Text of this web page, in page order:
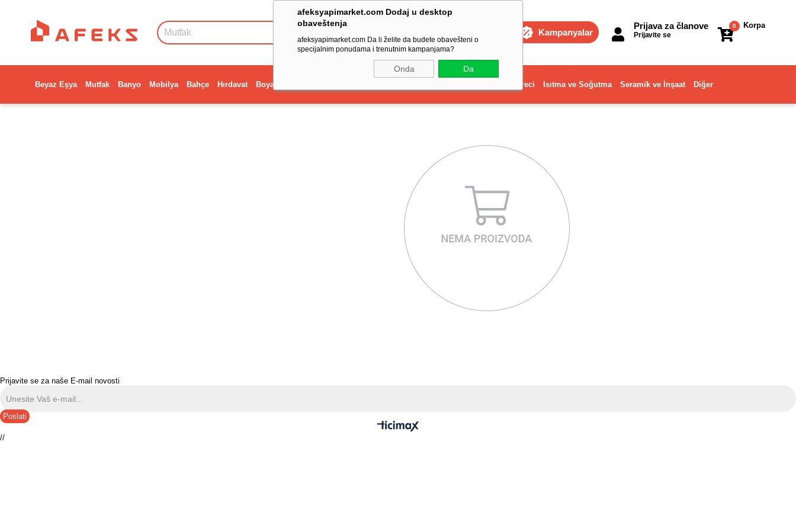
afeksyapimarket.com Dodaj u desktop
obaveštenja
afeksyapimarket.com Da li želite da budete obavešteni o
specijalnim ponudama i trenutnim kampanjama?
Onda Da
Kampanyalar
Korpa
0
Prijava za članove
Prijavite se
Beyaz Eşya Mutfak Banyo Mobilya Bahçe Hırdavat Boya Dekorasyon ve Ev Gereci Isıtma ve Soğutma Seramik ve İnşaat Diğer
Prijavite se za naše E-mail novosti
Poslati
//